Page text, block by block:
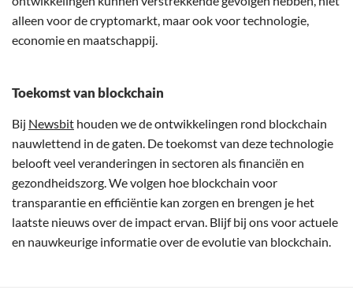
alleen voor de cryptomarkt, maar ook voor technologie,
economie en maatschappij.
Toekomst van blockchain
Bij Newsbit houden we de ontwikkelingen rond blockchain
nauwlettend in de gaten. De toekomst van deze technologie
belooft veel veranderingen in sectoren als financiën en
gezondheidszorg. We volgen hoe blockchain voor
transparantie en efficiëntie kan zorgen en brengen je het
laatste nieuws over de impact ervan. Blijf bij ons voor actuele
en nauwkeurige informatie over de evolutie van blockchain.